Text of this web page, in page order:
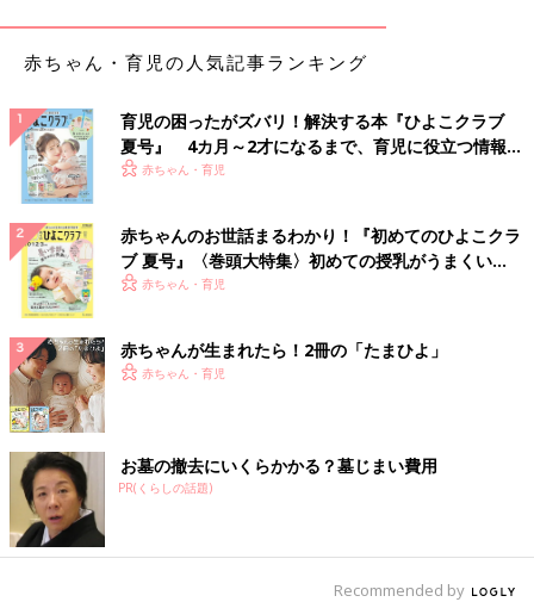
第1位 こまめに水分補給させる 2882人 82.2％
第2位 エアコンで室温を調整する 2745人 78.3％
第3位 外出を控える 1489人 42.5％
41.0%
第5位 扇風機で室温を調整する 1,219 人 34.8%
第6位 直射日光が当たらないようにする 931 人 26.6%
第7位 日陰を歩く 924 人 26.4%
第8位 通気性のいい素材の服を着せる 899 人 24.9%
第9位 気温を常にチェックする 827 人 23.6%
第10位 昼寝など休憩を十分にとる 648 人 18.5%
第11位 通気性のいい寝具を使用する 454 人 13.0%
熱中症の予防で大切なのは「こまめな水分補給」。
大人なら、のどが渇けば冷蔵庫を開けて自分で飲むことができま
すが、子どもはそうはいきません。
「のどがかわいていないようでも、とにかく麦茶のマグを渡すよ
うにはしています」
「スポーツドリンクなど塩分や糖分を含む飲料は水分の吸収がス
ムーズにでき汗で出た塩分の補給もできるので、夏場だけはいつ
でも飲めるように冷蔵庫にストックしています」
赤ちゃん・育児の人気記事ランキング
育児の困ったがズバリ！解決する本『ひよこクラブ
夏号』 4カ月～2才になるまで、育児に役立つ情報が
いっぱい！
赤ちゃん・育児
赤ちゃんのお世話まるわかり！『初めてのひよこクラ
ブ 夏号』〈巻頭大特集〉初めての授乳がうまくい
く！ おっぱい・ミルクの基本と夏のトラブル 解決テ
赤ちゃん・育児
赤ちゃんが生まれたら！2冊の「たまひよ」
赤ちゃん・育児
お墓の撤去にいくらかかる？墓じまい費用
PR(くらしの話題)
Recommended by